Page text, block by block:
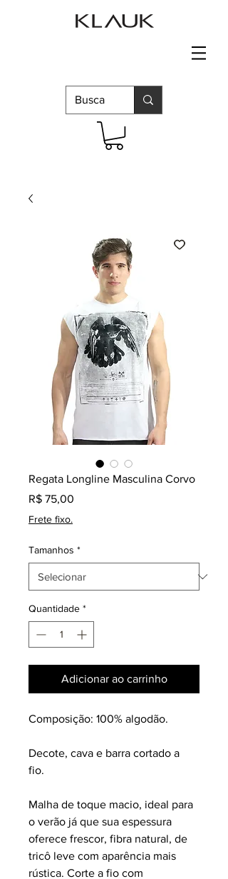
Regata Longline Masculina Corvo
R$ 75,00
Frete fixo.
Tamanhos *
Quantidade *
Adicionar ao carrinho
Composição: 100% algodão.
Decote, cava e barra cortado a
fio.
Malha de toque macio, ideal para
o verão já que sua espessura
oferece frescor, fibra natural, de
tricô leve com aparência mais
rústica. Corte a fio com